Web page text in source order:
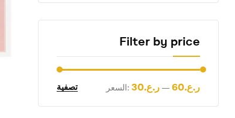
Filter by price
تصفية السعر: ر.ع.30— ر.ع.60